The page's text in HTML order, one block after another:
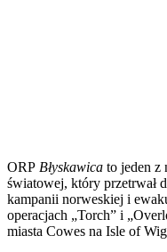
ORP Błyskawica to jeden z
światowej, który przetrwał
kampanii norweskiej i
operacjach „Torch” i
miasta Cowes na Isle of